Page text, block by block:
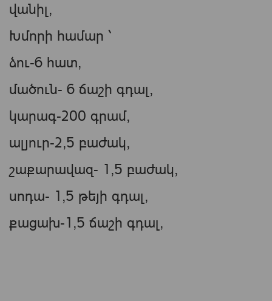
վանիլ,
Խմորի համար ՝
ձու-6 հատ,
մածուն- 6 ճաշի գդալ,
կարագ-200 գրամ,
ալյուր-2,5 բաժակ,
շաքարավազ- 1,5 բաժակ,
սոդա- 1,5 թեյի գդալ,
քացախ-1,5 ճաշի գդալ,